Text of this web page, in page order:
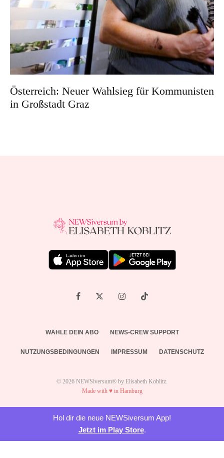
Österreich: Neuer Wahlsieg für Kommunisten
in Großstadt Graz
WÄHLE DEIN ABO NEWS-CREW SUPPORT
NUTZUNGSBEDINGUNGEN IMPRESSUM DATENSCHUTZ
© 2026 NEWSiversum® by Elisabeth Koblitz.
Made with ♥ in Hamburg
Hol dir die neue NEWSiversum App!
Jetzt im Play Store.